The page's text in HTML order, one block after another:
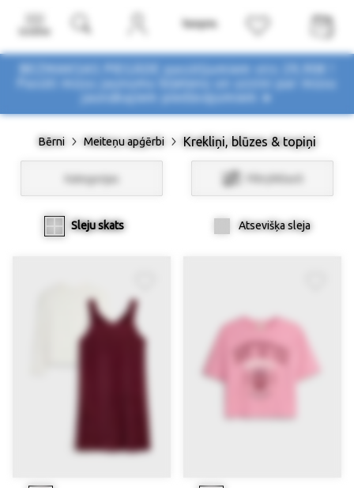
BEZMAKSAS PIEGĀDE pasūtījumiem virs 29,90€ !
Pasūti mūsu jaunumu biļetenu un uzzini par mūsu
Bērni Meiteņu apģērbi Krekliņi, blūzes & topiņi
Kategorijas Filtri/Atlasīt
Sleju skats Atsevišķa sleja